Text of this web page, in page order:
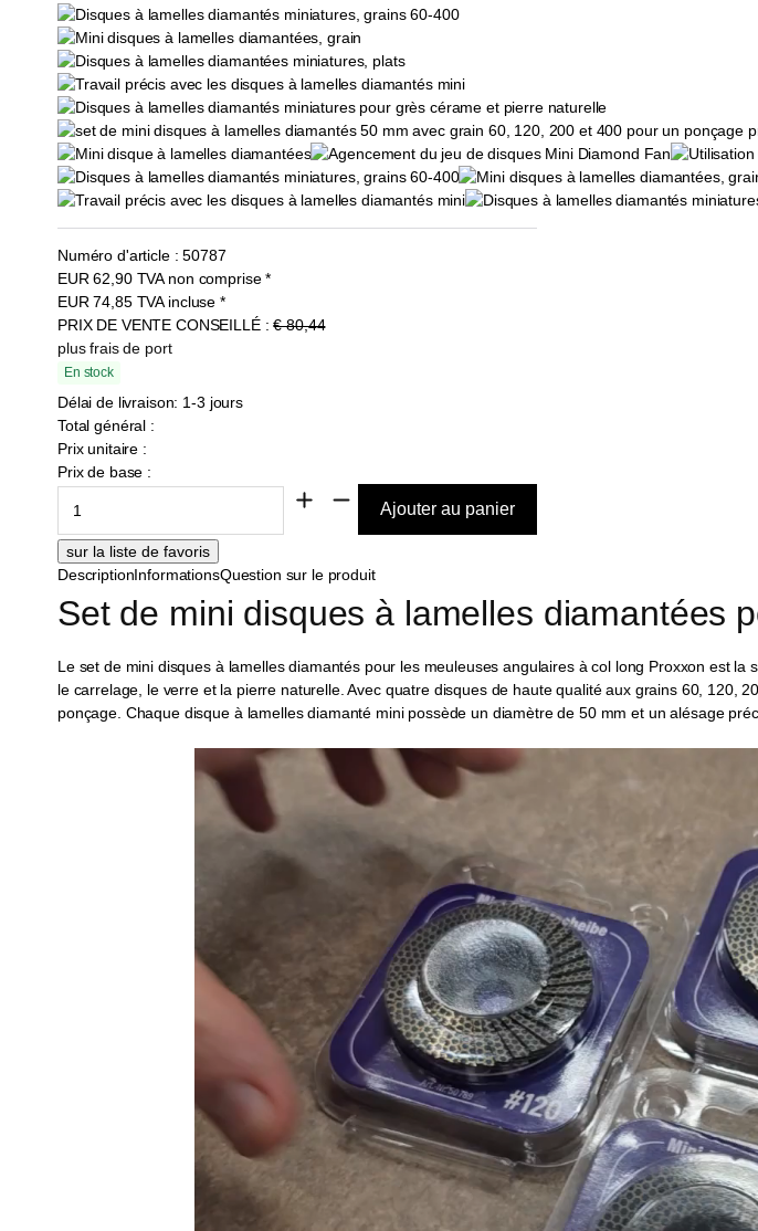
Numéro d'article : 50787
EUR62,90 TVA non comprise *
EUR74,85 TVA incluse *
PRIX DE VENTE CONSEILLÉ :€ 80,44
plus frais de port
En stock
Délai de livraison: 1-3 jours
Total général :
Prix unitaire :
Prix de base :
DescriptionInformationsQuestion sur le produit
Set de mini disques à lamelles diamantées
Le set de mini disques à lamelles diamantés pour les meuleuses angulaires à col long Proxxon est
le carrelage, le verre et la pierre naturelle. Avec quatre disques de haute qualité aux grains 60,
ponçage. Chaque disque à lamelles diamanté mini possède un diamètre de 50 mm et un alésage